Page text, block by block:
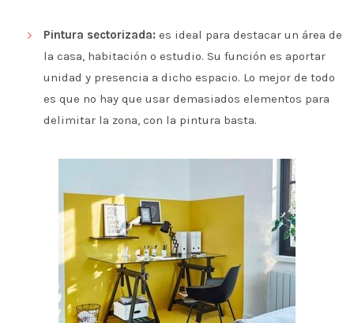
Pintura sectorizada: es ideal para destacar un área de
la casa, habitación o estudio. Su función es aportar
unidad y presencia a dicho espacio. Lo mejor de todo
es que no hay que usar demasiados elementos para
delimitar la zona, con la pintura basta.